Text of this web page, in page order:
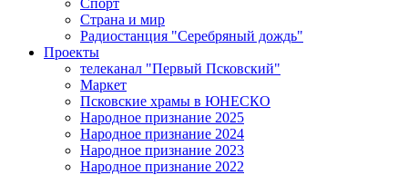
Спорт
Страна и мир
Радиостанция "Серебряный дождь"
Проекты
телеканал "Первый Псковский"
Маркет
Псковские храмы в ЮНЕСКО
Народное признание 2025
Народное признание 2024
Народное признание 2023
Народное признание 2022